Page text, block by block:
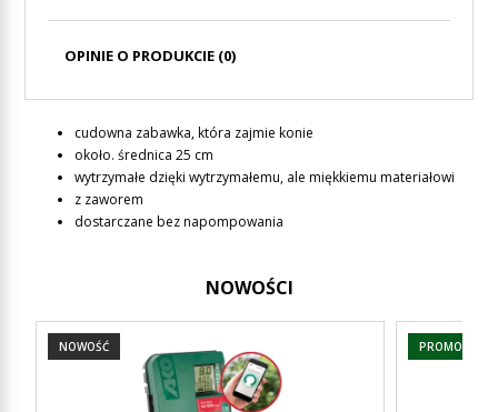
PŁATNOŚCI
OPINIE O PRODUKCIE (0)
cudowna zabawka, która zajmie konie
około. średnica 25 cm
wytrzymałe dzięki wytrzymałemu, ale miękkiemu materiałowi
z zaworem
dostarczane bez napompowania
NOWOŚCI
NOWOŚĆ PROMOCJA